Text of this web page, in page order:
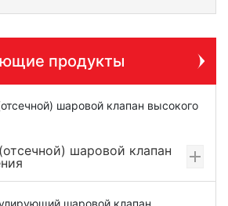
продукты
шаровой клапан